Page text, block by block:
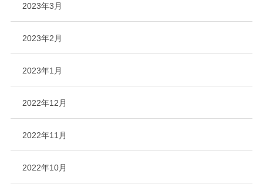
2023年3月
2023年2月
2023年1月
2022年12月
2022年11月
2022年10月